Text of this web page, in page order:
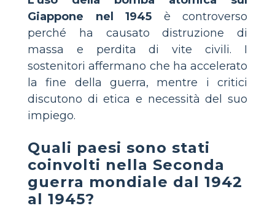
Giappone nel 1945 è controverso
perché ha causato distruzione di
massa e perdita di vite civili. I
sostenitori affermano che ha accelerato
la fine della guerra, mentre i critici
discutono di etica e necessità del suo
impiego.
Quali paesi sono stati
coinvolti nella Seconda
guerra mondiale dal 1942
al 1945?